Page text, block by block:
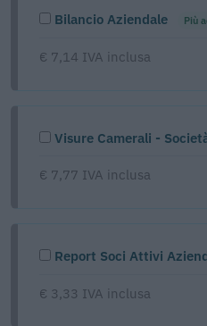
Bilancio Aziendale Più
€ 7,14 IVA inclusa
Visure Camerali -
€ 7,77 IVA inclusa
Report Soci Attivi
€ 3,33 IVA inclusa